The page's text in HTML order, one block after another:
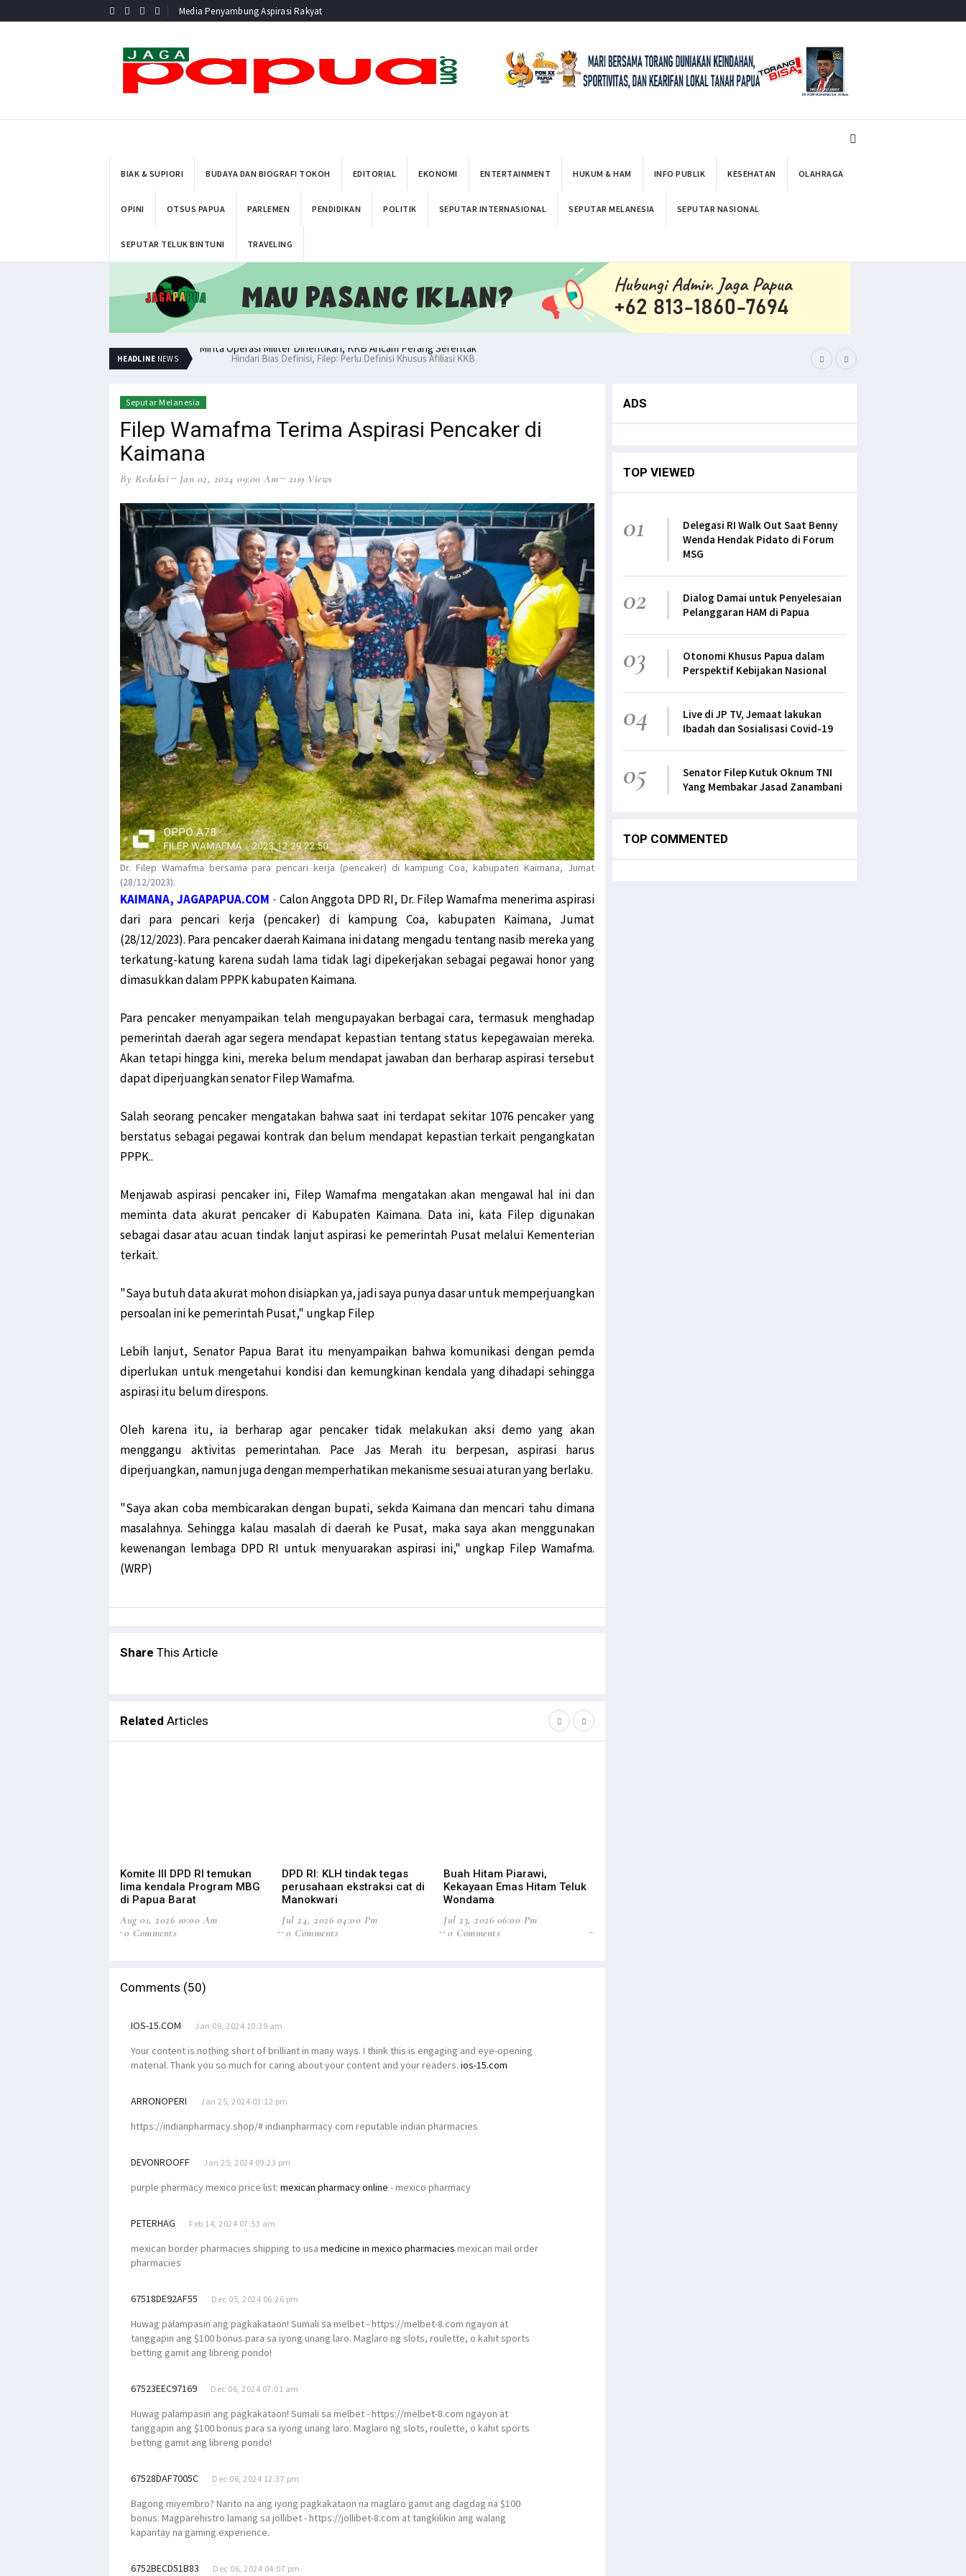
Media Penyambung Aspirasi Rakyat
BIAK & SUPIORI BUDAYA DAN BIOGRAFI TOKOH EDITORIAL EKONOMI ENTERTAINMENT HUKUM & HAM INFO PUBLIK KESEHATAN OLAHRAGA
OPINI OTSUS PAPUA PARLEMEN PENDIDIKAN POLITIK SEPUTAR INTERNASIONAL SEPUTAR MELANESIA SEPUTAR NASIONAL
SEPUTAR TELUK BINTUNI TRAVELING
HEADLINE NEWS Minta Operasi Militer Dihentikan, KKB Ancam Perang Serentak
Seputar Melanesia
Filep Wamafma Terima Aspirasi Pencaker di
Kaimana
By Redaksi Jan 02, 2024 09:00 Am 2119 Views
Dr. Filep Wamafma bersama para pencari kerja (pencaker) di kampung Coa, kabupaten Kaimana, Jumat
(28/12/2023).
KAIMANA, JAGAPAPUA.COM - Calon Anggota DPD RI, Dr. Filep Wamafma menerima aspirasi
dari para pencari kerja (pencaker) di kampung Coa, kabupaten Kaimana, Jumat
(28/12/2023). Para pencaker daerah Kaimana ini datang mengadu tentang nasib mereka yang
terkatung-katung karena sudah lama tidak lagi dipekerjakan sebagai pegawai honor yang
dimasukkan dalam PPPK kabupaten Kaimana.
Para pencaker menyampaikan telah mengupayakan berbagai cara, termasuk menghadap
pemerintah daerah agar segera mendapat kepastian tentang status kepegawaian mereka.
Akan tetapi hingga kini, mereka belum mendapat jawaban dan berharap aspirasi tersebut
dapat diperjuangkan senator Filep Wamafma.
Salah seorang pencaker mengatakan bahwa saat ini terdapat sekitar 1076 pencaker yang
berstatus sebagai pegawai kontrak dan belum mendapat kepastian terkait pengangkatan
PPPK..
Menjawab aspirasi pencaker ini, Filep Wamafma mengatakan akan mengawal hal ini dan
meminta data akurat pencaker di Kabupaten Kaimana. Data ini, kata Filep digunakan
sebagai dasar atau acuan tindak lanjut aspirasi ke pemerintah Pusat melalui Kementerian
terkait.
"Saya butuh data akurat mohon disiapkan ya, jadi saya punya dasar untuk memperjuangkan
persoalan ini ke pemerintah Pusat," ungkap Filep
Lebih lanjut, Senator Papua Barat itu menyampaikan bahwa komunikasi dengan pemda
diperlukan untuk mengetahui kondisi dan kemungkinan kendala yang dihadapi sehingga
aspirasi itu belum direspons.
Oleh karena itu, ia berharap agar pencaker tidak melakukan aksi demo yang akan
menggangu aktivitas pemerintahan. Pace Jas Merah itu berpesan, aspirasi harus
diperjuangkan, namun juga dengan memperhatikan mekanisme sesuai aturan yang berlaku.
"Saya akan coba membicarakan dengan bupati, sekda Kaimana dan mencari tahu dimana
masalahnya. Sehingga kalau masalah di daerah ke Pusat, maka saya akan menggunakan
kewenangan lembaga DPD RI untuk menyuarakan aspirasi ini," ungkap Filep Wamafma.
(WRP)
Share This Article
Related Articles
Komite III DPD RI temukan
lima kendala Program MBG
di Papua Barat
Aug 01, 2026 10:00 Am
0 Comments
DPD RI: KLH tindak tegas
perusahaan ekstraksi cat di
Manokwari
Jul 24, 2026 04:00 Pm
0 Comments
Buah Hitam Piarawi,
Kekayaan Emas Hitam Teluk
Wondama
Jul 23, 2026 06:00 Pm
0 Comments
Comments (50)
IOS-15.COM Jan 09, 2024 10:39 am
Your content is nothing short of brilliant in many ways. I think this is engaging and eye-opening
material. Thank you so much for caring about your content and your readers. ios-15.com
ARRONOPERI Jan 25, 2024 03:12 pm
https://indianpharmacy.shop/# indianpharmacy com reputable indian pharmacies
DEVONROOFF Jan 25, 2024 09:23 pm
purple pharmacy mexico price list: mexican pharmacy online - mexico pharmacy
PETERHAG Feb 14, 2024 07:53 am
mexican border pharmacies shipping to usa medicine in mexico pharmacies mexican mail order
pharmacies
67518DE92AF55 Dec 05, 2024 06:26 pm
Huwag palampasin ang pagkakataon! Sumali sa melbet - https://melbet-8.com ngayon at
tanggapin ang $100 bonus para sa iyong unang laro. Maglaro ng slots, roulette, o kahit sports
betting gamit ang libreng pondo!
67523EEC97169 Dec 06, 2024 07:01 am
Huwag palampasin ang pagkakataon! Sumali sa melbet - https://melbet-8.com ngayon at
tanggapin ang $100 bonus para sa iyong unang laro. Maglaro ng slots, roulette, o kahit sports
betting gamit ang libreng pondo!
67528DAF7005C Dec 06, 2024 12:37 pm
Bagong miyembro? Narito na ang iyong pagkakataon na maglaro gamit ang dagdag na $100
bonus. Magparehistro lamang sa jollibet - https://jollibet-8.com at tangkilikin ang walang
kapantay na gaming experience.
6752BECD51B83 Dec 06, 2024 04:07 pm
ADS
TOP VIEWED
01
Delegasi RI Walk Out Saat Benny
Wenda Hendak Pidato di Forum
MSG
02
Dialog Damai untuk Penyelesaian
Pelanggaran HAM di Papua
03
Otonomi Khusus Papua dalam
Perspektif Kebijakan Nasional
04
Live di JP TV, Jemaat lakukan
Ibadah dan Sosialisasi Covid-19
05
Senator Filep Kutuk Oknum TNI
Yang Membakar Jasad Zanambani
TOP COMMENTED